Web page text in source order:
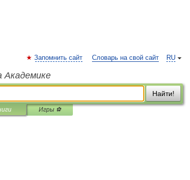
RU
Запомнить сайт Словарь на свой сайт
Академике
Найти!
Игры ⚽